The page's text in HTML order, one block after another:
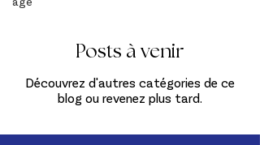
Posts à venir
Découvrez d'autres catégories de ce
blog ou revenez plus tard.